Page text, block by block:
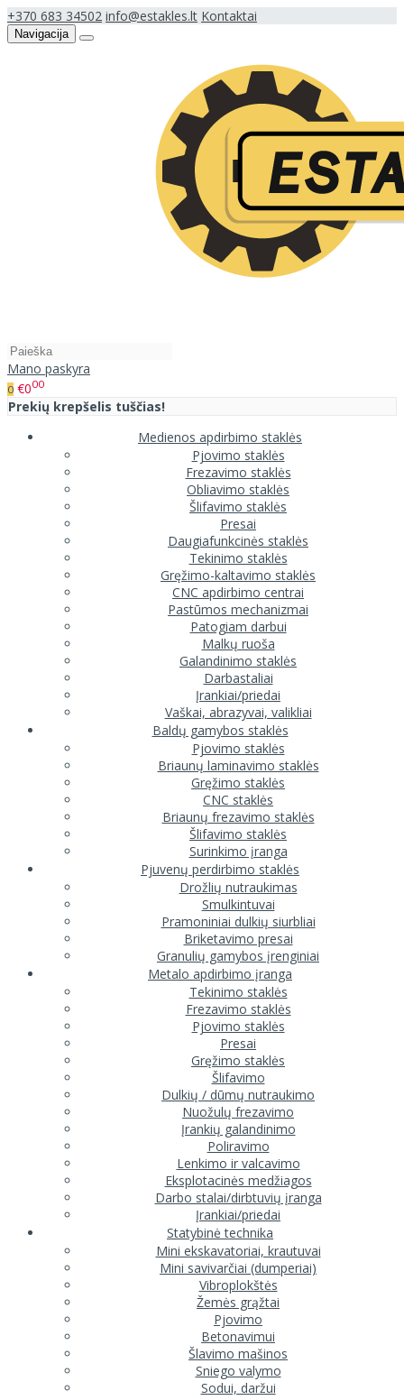
+370 683 34502 info@estakles.lt Kontaktai
Navigacija
Mano paskyra
0 €000
Prekių krepšelis tuščias!
Medienos apdirbimo staklės
Pjovimo staklės
Frezavimo staklės
Obliavimo staklės
Šlifavimo staklės
Presai
Daugiafunkcinės staklės
Tekinimo staklės
Gręžimo-kaltavimo staklės
CNC apdirbimo centrai
Pastūmos mechanizmai
Patogiam darbui
Malkų ruoša
Galandinimo staklės
Darbastaliai
Įrankiai/priedai
Vaškai, abrazyvai, valikliai
Baldų gamybos staklės
Pjovimo staklės
Briaunų laminavimo staklės
Gręžimo staklės
CNC staklės
Briaunų frezavimo staklės
Šlifavimo staklės
Surinkimo įranga
Pjuvenų perdirbimo staklės
Drožlių nutraukimas
Smulkintuvai
Pramoniniai dulkių siurbliai
Briketavimo presai
Granulių gamybos įrenginiai
Metalo apdirbimo įranga
Tekinimo staklės
Frezavimo staklės
Pjovimo staklės
Presai
Gręžimo staklės
Šlifavimo
Dulkių / dūmų nutraukimo
Nuožulų frezavimo
Įrankių galandinimo
Poliravimo
Lenkimo ir valcavimo
Eksplotacinės medžiagos
Darbo stalai/dirbtuvių įranga
Įrankiai/priedai
Statybinė technika
Mini ekskavatoriai, krautuvai
Mini savivarčiai (dumperiai)
Vibroplokštės
Žemės grąžtai
Pjovimo
Betonavimui
Šlavimo mašinos
Sniego valymo
Sodui, daržui